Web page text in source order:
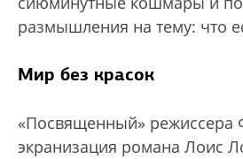
размышления на тему: что
Мир без красок
«Посвященный»
экранизация романа Лоис